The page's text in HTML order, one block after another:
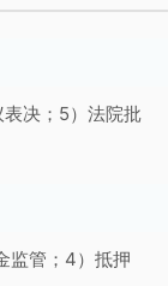
决；5）法院批
监管；4）抵押